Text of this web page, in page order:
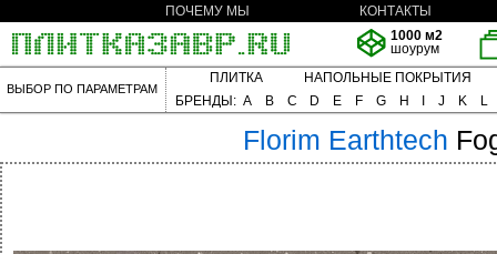
ПОЧЕМУ МЫ
КОНТАКТЫ
1000 м2
шоурум
ВЫБОР ПО ПАРАМЕТРАМ
ПЛИТКА
НАПОЛЬНЫЕ ПОКРЫТИЯ
БРЕНДЫ: A B C D E F G H J K L
Florim Earthtech